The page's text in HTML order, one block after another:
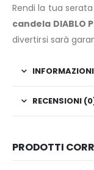
Rendi la tua
candela DIABLO
divertirsi sarà
RECENSIONI
PRODOTTI